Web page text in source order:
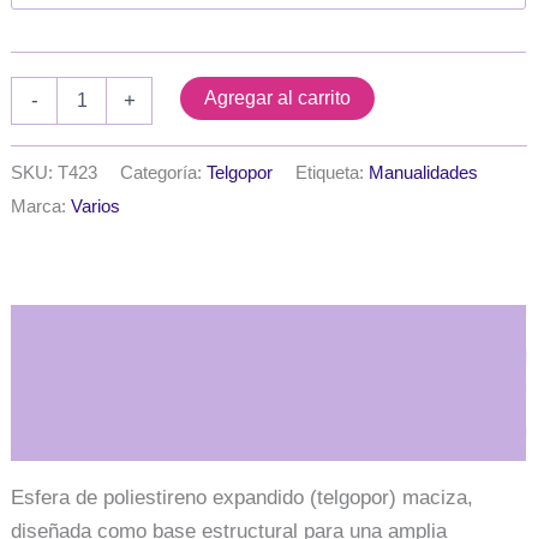
$ 1.400
hasta
$ 12.400
-
8
cantidad
+ Agregar al carrito
SKU:T423 Categoría:Telgopor Etiqueta: Manualidades
Marca:Varios
Esfera de poliestireno expandido (telgopor) maciza,
diseñada como base estructural para una amplia